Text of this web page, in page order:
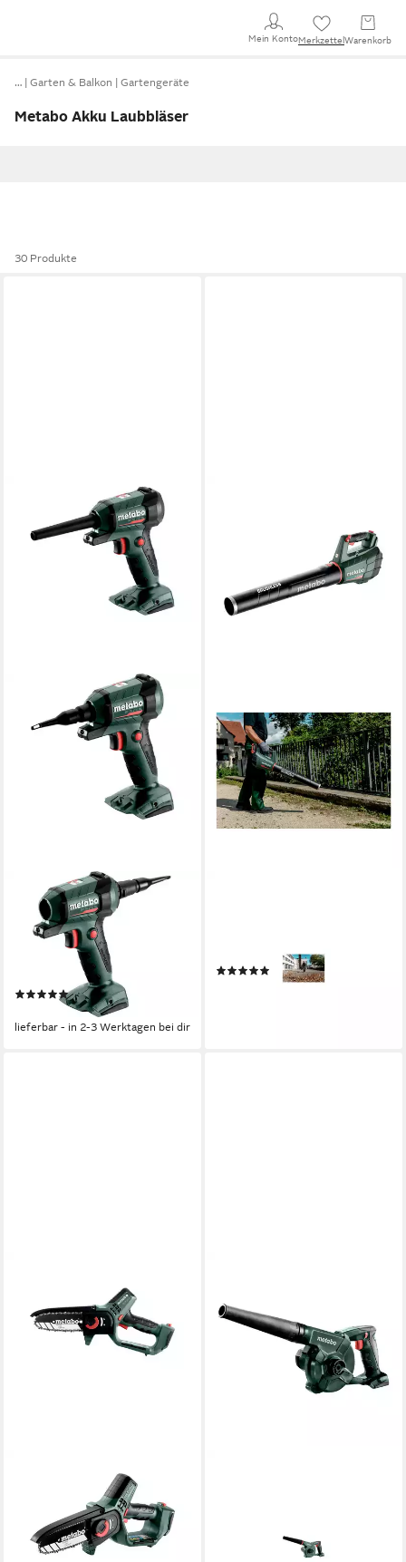
Mein KontoMerkzettel Warenkorb
… Garten & Balkon Gartengeräte
Metabo Akku Laubbläser
30 Produkte
METABO
Akku-Gebläse Blaspistole BP
18 LTX BL
Akku (wechselbar)
Gewicht
(1)
ab 87,42 €
lieferbar - in 2-3 Werktagen bei dir
(1)
ab 138,02 €